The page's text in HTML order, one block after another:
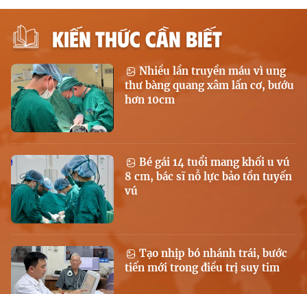
KIẾN THỨC CẦN BIẾT
Nhiều lần truyền máu vì ung
thư bàng quang xâm lấn cơ, bướu
hơn 10cm
Bé gái 14 tuổi mang khối u vú
8 cm, bác sĩ nỗ lực bảo tồn tuyến
vú
Tạo nhịp bó nhánh trái, bước
tiến mới trong điều trị suy tim